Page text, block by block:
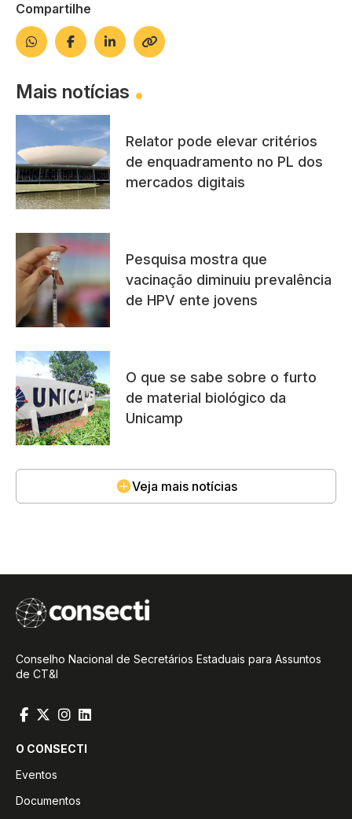
Compartilhe
Mais notícias
Relator pode elevar critérios
de enquadramento no PL dos
mercados digitais
Pesquisa mostra que
vacinação diminuiu prevalência
de HPV ente jovens
O que se sabe sobre o furto
de material biológico da
Unicamp
Veja mais notícias
Conselho Nacional de Secretários Estaduais para Assuntos
de CT&I
O CONSECTI
Eventos
Documentos